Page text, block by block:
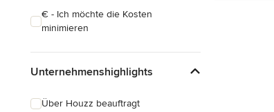
€ - Ich möchte die Kosten
minimieren
Unternehmenshighlights
Über Houzz beauftragt